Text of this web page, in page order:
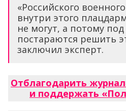
«Российского
внутри этого
не могут, а потому
постараются решить
заключил эксперт.
Отблагодарить
и поддержать